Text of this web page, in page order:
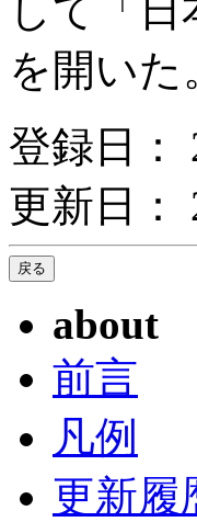
して「
を開いた
登録日：
更新日：
about
前言
凡例
更新履